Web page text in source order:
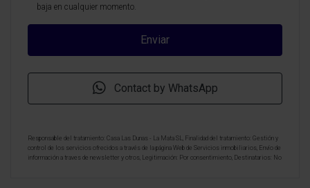
baja en cualquier momento.
Contact by WhatsApp
Responsable del tratamiento: Casa Las Dunas - La Mata SL, Finalidad del tratamiento: Gestión y
control de los servicios ofrecidos a través de la página Web de Servicios inmobiliarios, Envío de
información a traves de newsletter y otros, Legitimación: Por consentimiento, Destinatarios: No